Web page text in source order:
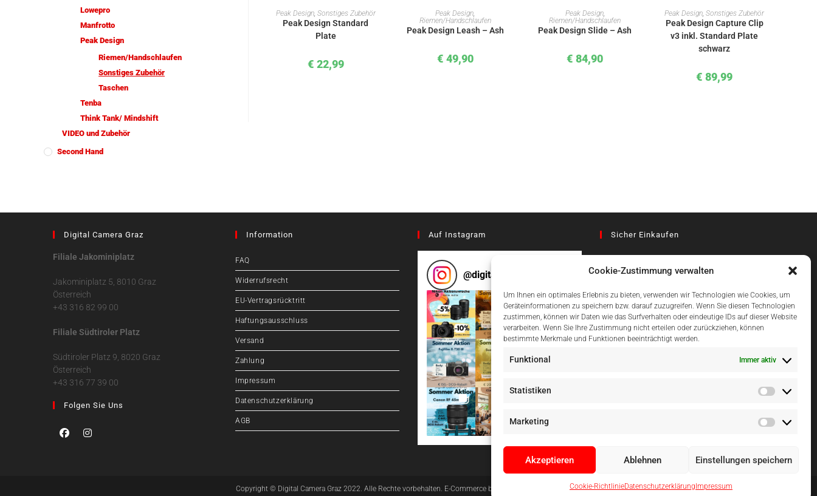
Cookie-Zustimmung verwalten
Um Ihnen ein optimales Erlebnis zu bieten, verwenden wir Technologien wie Cookies, um
Geräteinformationen zu speichern bzw. darauf zuzugreifen. Wenn Sie diesen Technologien
zustimmen, können wir Daten wie das Surfverhalten oder eindeutige IDs auf dieser Website
verarbeiten. Wenn Sie Ihre Zustimmung nicht erteilen oder zurückziehen, können
bestimmte Merkmale und Funktionen beeinträchtigt werden.
Funktional Immer aktiv
Statistiken
Marketing
Akzeptieren Ablehnen Einstellungen speichern
Cookie-RichtlinieDatenschutzerklärung Impressum
IN DEN WARENKORB
Peak Design, Sonstiges Zubehör
Peak Design Standard
Plate
€ 22,99
IN DEN WARENKORB
Peak Design,
Riemen/Handschlaufen
Peak Design Leash – Ash
€ 49,90
IN DEN WARENKORB
Peak Design,
Riemen/Handschlaufen
Peak Design Slide – Ash
€ 84,90
IN DEN WARENKORB
Peak Design,Sonstiges Zubehör
Peak Design Capture Clip
v3 inkl. Standard Plate
schwarz
€ 89,99
Lowepro
Manfrotto
Peak Design
Riemen/Handschlaufen
Sonstiges Zubehör
Taschen
Tenba
Think Tank/ Mindshift
VIDEO und Zubehör
Second Hand
Digital Camera Graz
Filiale Jakominiplatz
Jakominiplatz 5, 8010 Graz
Österreich
+43 316 82 99 00
Filiale Südtiroler Platz
Südtiroler Platz 9, 8020 Graz
Österreich
+43 316 77 39 00
Folgen Sie Uns
Information
FAQ
Widerrufsrecht
EU-Vertragsrücktritt
Haftungsausschluss
Versand
Zahlung
Impressum
Datenschutzerklärung
AGB
Auf Instagram
@digitalcameragraz
Sicher Einkaufen
Einfach Online Bezahlen
Copyright © Digital Camera Graz 2022. Alle Rechte vorbehalten. E-Commerce by pathways digital, Mallorca